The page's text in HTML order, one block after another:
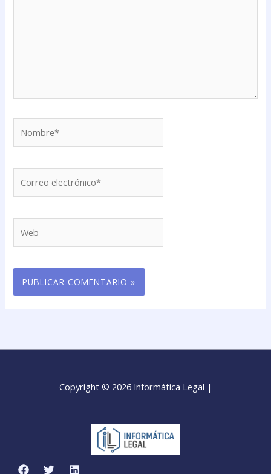
electrónico*
Copyright © 2026 Informática Legal |